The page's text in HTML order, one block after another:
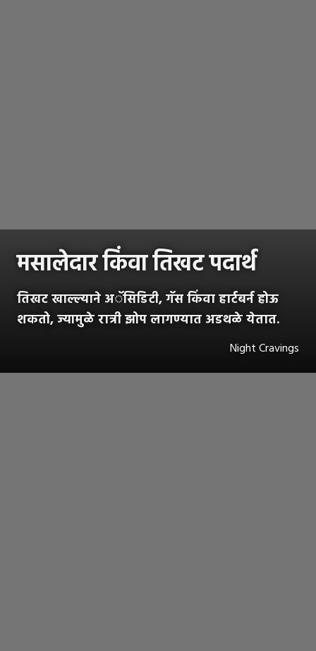
मसालेदार किंवा तिखट पदार्थ
तिखट खाल्ल्याने अॅसिडिटी, गॅस किंवा हार्टबर्न होऊ
शकतो, ज्यामुळे रात्री झोप लागण्यात अडथळे येतात.
Night Cravings